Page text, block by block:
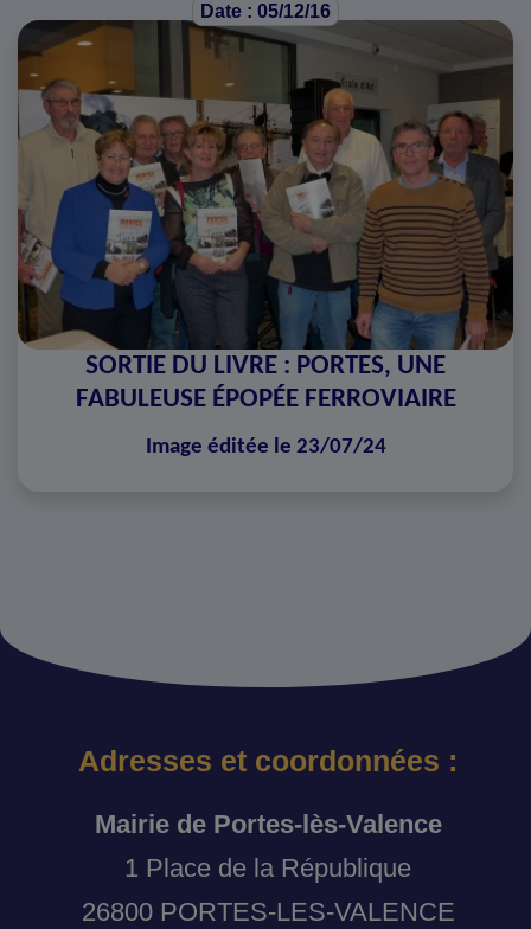
Date : 05/12/16
SORTIE DU LIVRE : PORTES, UNE
FABULEUSE ÉPOPÉE FERROVIAIRE
Image éditée le 23/07/24
Adresses et coordonnées :
Mairie de Portes-lès-Valence
1 Place de la République
26800 PORTES-LES-VALENCE